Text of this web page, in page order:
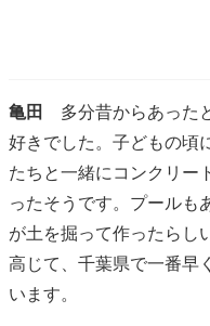
亀田
多分昔からあった
好きでした。子どもの頃
たちと一緒にコンクリー
ったそうです。プールも
が土を掘って作ったらし
高じて、千葉県で一番早
います。